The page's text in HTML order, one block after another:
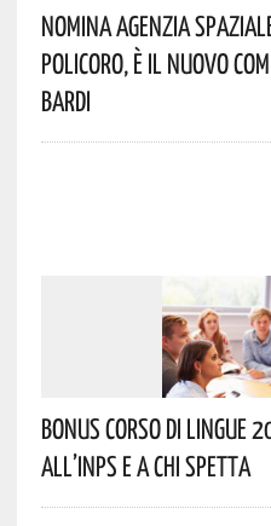
Nomina Agenzia
Policoro, È Il Nuovo
Bardi
Bonus Corso Di Lingue
All’INPS E A Chi Spetta